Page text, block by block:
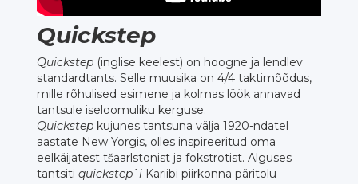
Quickstep
Quickstep(inglise keelest) on hoogne ja lendlev
standardtants. Selle muusika on 4/4 taktimõõdus,
mille rõhulised esimene ja kolmas löök annavad
tantsule iseloomuliku kerguse.
Quickstepkujunes tantsuna välja 1920-ndatel
aastate New Yorgis, olles inspireeritud oma
eelkäijatest tšaarlstonist ja fokstrotist. Alguses
tantsiti quickstep`iKariibi piirkonna päritolu